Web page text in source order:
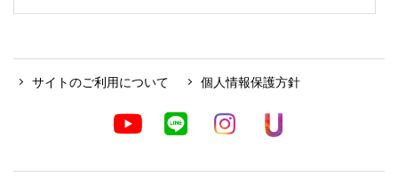
サイトのご利用について 個人情報保護方針